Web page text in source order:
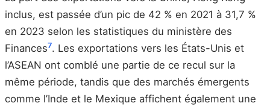
inclus, est passée d’un pic de 42 % en 2021 à 31,7 %
en 2023 selon les statistiques du ministère des
Finances7. Les exportations vers les États-Unis et
l’ASEAN ont comblé une partie de ce recul sur la
même période, tandis que des marchés émergents
comme l’Inde et le Mexique affichent également une